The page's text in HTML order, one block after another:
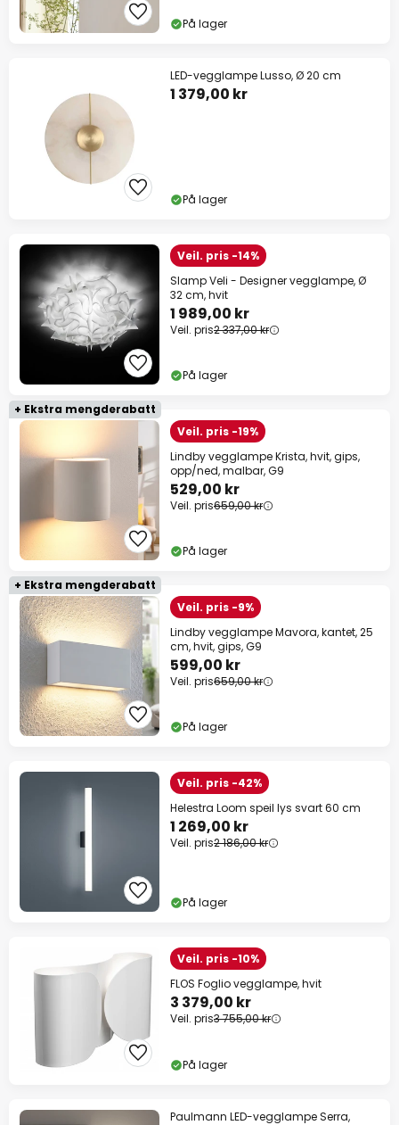
På lager
LED-vegglampe Lusso, Ø 20 cm
1 379,00 kr
På lager
Veil. pris -14%
Slamp Veli - Designer vegglampe, Ø
32 cm, hvit
1 989,00 kr
Veil. pris2 337,00 kr
På lager
+ Ekstra mengderabatt
Veil. pris -19%
Lindby vegglampe Krista, hvit, gips,
opp/ned, malbar, G9
529,00 kr
Veil. pris659,00 kr
På lager
+ Ekstra mengderabatt
Veil. pris -9%
Lindby vegglampe Mavora, kantet, 25
cm, hvit, gips, G9
599,00 kr
Veil. pris659,00 kr
På lager
Veil. pris -42%
Helestra Loom speil lys svart 60 cm
1 269,00 kr
Veil. pris2 186,00 kr
På lager
Veil. pris -10%
FLOS Foglio vegglampe, hvit
3 379,00 kr
Veil. pris3 755,00 kr
På lager
Paulmann LED-vegglampe Serra,